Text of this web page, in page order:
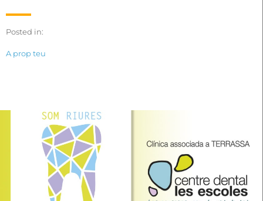
Posted in:
A prop teu